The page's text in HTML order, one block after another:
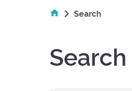
Search
Search